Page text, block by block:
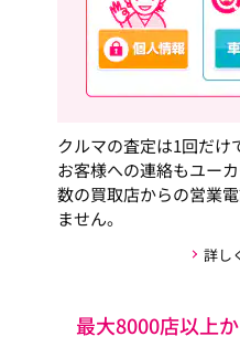
クルマの査定は1回だけ
お客様への連絡もユー
数の買取店からの営業
ません。
詳し
最大8000店以上